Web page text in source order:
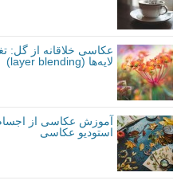
عکاسی خلاقانه از گل:
لایه‌ها (layer blending)
آموزش عکاسی از
استودیو عکاسی